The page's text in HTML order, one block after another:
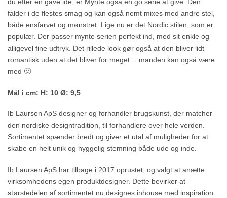
falder i de flestes smag og kan også nemt mixes med andre stel,
både ensfarvet og mønstret. Lige nu er det Nordic stilen, som er
populær. Der passer mynte serien perfekt ind, med sit enkle og
alligevel fine udtryk. Det rillede look gør også at den bliver lidt
romantisk uden at det bliver for meget… manden kan også være
med 🙂
Mål i cm: H: 10 Ø: 9,5
Ib Laursen ApS designer og forhandler brugskunst, der matcher
den nordiske designtradition, til forhandlere over hele verden.
Sortimentet spænder bredt og giver et utal af muligheder for at
skabe en helt unik og hyggelig stemning både ude og inde.
Ib Laursen ApS har tilbage i 2017 oprustet, og valgt at anætte
virksomhedens egen produktdesigner. Dette bevirker at
størstedelen af sortimentet nu designes inhouse med inspiration